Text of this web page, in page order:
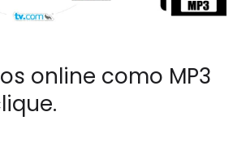
online como MP3